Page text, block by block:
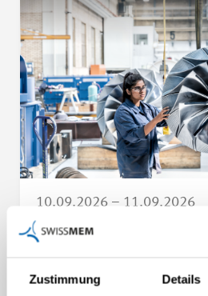
Zustimmung Details
10.09.2026 – 11.09.2026
Seminar «Grundwissen
Gesundheitsschutz»